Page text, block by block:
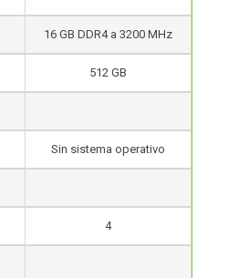
16 GB DDR4 a 3200 MHz
512 GB
Sin sistema operativo
4